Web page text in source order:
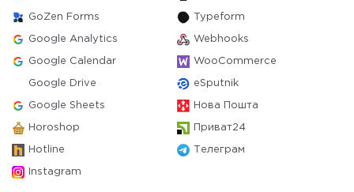
GoZen Forms Typeform
Google Analytics Webhooks
Google Calendar WooCommerce
Google Drive eSputnik
Google Sheets Нова Пошта
Horoshop Приват24
Hotline Телеграм
Instagram